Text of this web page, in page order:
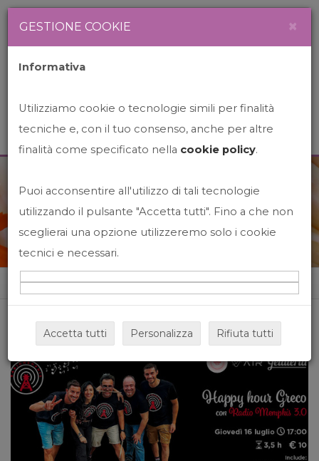
News&Events
Home News&events
GESTIONE COOKIE ×
Informativa
Utilizziamo cookie o tecnologie simili per finalità
tecniche e, con il tuo consenso, anche per altre
finalità come specificato nella cookie policy.
Puoi acconsentire all'utilizzo di tali tecnologie
utilizzando il pulsante "Accetta tutti". Fino a che non
sceglierai una opzione utilizzeremo solo i cookie
tecnici e necessari.
Accetta tutti Personalizza Rifiuta tutti